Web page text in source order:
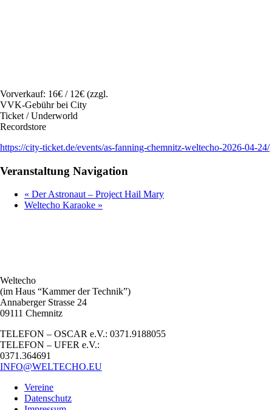
Vorverkauf: 16€ / 12€ (zzgl.
VVK-Gebühr bei City
Ticket / Underworld
Recordstore
https://city-ticket.de/events/as-fanning-chemnitz-weltecho-2026-04-24/
Veranstaltung Navigation
« Der Astronaut – Project Hail Mary
Weltecho Karaoke »
Weltecho
(im Haus “Kammer der Technik”)
Annaberger Strasse 24
09111 Chemnitz
TELEFON – OSCAR e.V.: 0371.9188055
TELEFON – UFER e.V.:
0371.364691
INFO@WELTECHO.EU
Vereine
Datenschutz